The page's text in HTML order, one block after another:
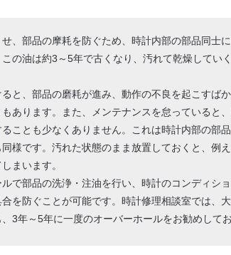
、部品の摩耗を防ぐため、時計内部の部品同士
の油は約3～5年で古くなり、汚れて乾燥してい
と、部品の磨耗が進み、動作の不良を起こすば
あります。また、メンテナンスを怠っていると
ことも少なくありません。これは時計内部の部
様です。汚れた状態のまま放置しておくと、例
まいます。
で部品の洗浄・注油を行い、時計のコンディシ
を防ぐことが可能です。時計修理相談室では、
3年～5年に一度のオーバーホールをお勧めしてお